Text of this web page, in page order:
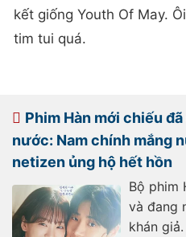
kết giống Youth Of May.
tim tui quá.
Phim Hàn mới chiếu
nước: Nam chính mắng
netizen ủng hộ hết hồn
Bộ phim
và đang
khán